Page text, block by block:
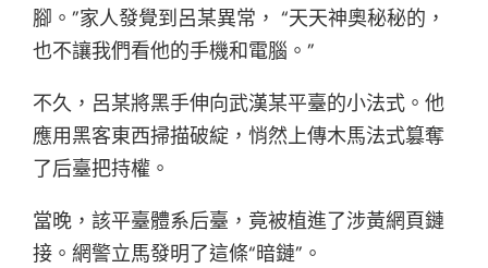
腳。”家人發覺到呂某異常， “天天神奧秘秘的，
也不讓我們看他的手機和電腦。”
不久，呂某將黑手伸向武漢某平臺的小法式。他
應用黑客東西掃描破綻，悄然上傳木馬法式篡奪
了后臺把持權。
當晚，該平臺體系后臺，竟被植進了涉黃網頁鏈
接。網警立馬發明了這條“暗鏈”。